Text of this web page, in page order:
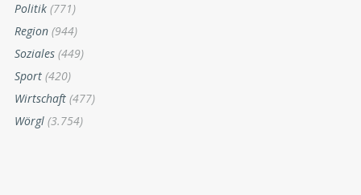
Politik (771)
Region (944)
Soziales (449)
Sport (420)
Wirtschaft (477)
Wörgl (3.754)